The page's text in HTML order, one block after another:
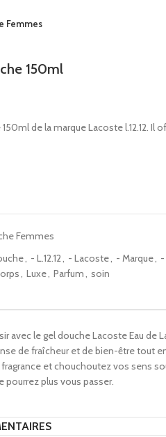
Femmes
150ml
de la marque Lacoste l.12.12.
Femmes
, - L.12.12, - Lacoste, - Marque,
, Luxe, Parfum, soin
avec le gel douche Lacoste Eau de
de fraîcheur et de bien-être tout
et chouchoutez vos sens
pourrez plus vous passer.